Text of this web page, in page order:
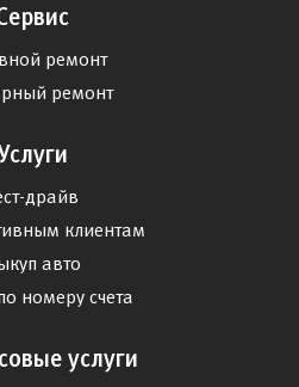
ремонт
ремонт
драйв
клиентам
авто
номеру счета
услуги